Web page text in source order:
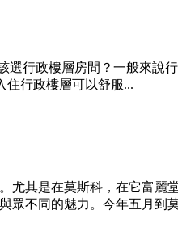
行政樓層房間？一般來說
住行政樓層可以舒服...
其是在莫斯科，在它富麗
眾不同的魅力。今年五月到